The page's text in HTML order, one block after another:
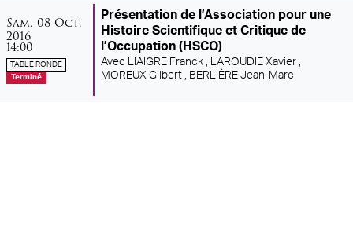
samedi
Sam. 08 octobre
Oct.
2016
14:00
TABLE RONDE
Terminé
Présentation de l’Association pour une
Histoire Scientifique et Critique de
l’Occupation (HSCO)
Avec LIAIGRE Franck ,
LAROUDIE Xavier ,
MOREUX Gilbert ,
BERLIÈRE Jean-Marc